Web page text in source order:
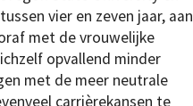
vier en zeven jaar, aan
met de vrouwelijke
opvallend minder
met de meer neutrale
carrièrekansen te